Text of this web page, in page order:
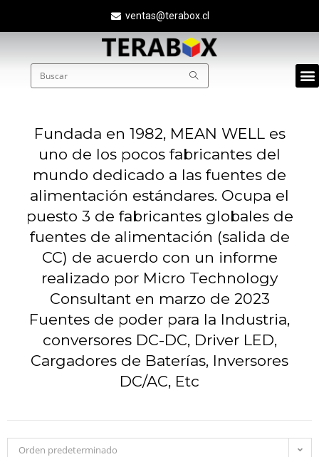
ventas@terabox.cl
Fundada en 1982, MEAN WELL es
uno de los pocos fabricantes del
mundo dedicado a las fuentes de
alimentación estándares. Ocupa el
puesto 3 de fabricantes globales de
fuentes de alimentación (salida de
CC) de acuerdo con un informe
realizado por Micro Technology
Consultant en marzo de 2023
Fuentes de poder para la Industria,
conversores DC-DC, Driver LED,
Cargadores de Baterías, Inversores
DC/AC, Etc
Orden predeterminado